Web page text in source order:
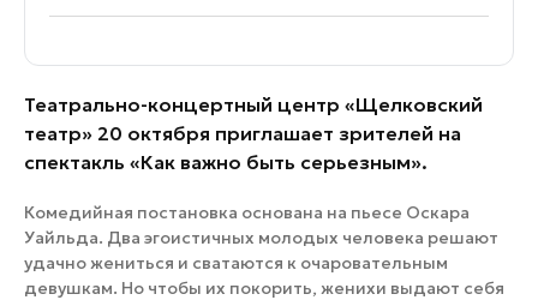
Театрально-концертный центр «Щелковский
театр» 20 октября приглашает зрителей на
спектакль «Как важно быть серьезным».
Комедийная постановка основана на пьесе Оскара
Уайльда. Два эгоистичных молодых человека решают
удачно жениться и сватаются к очаровательным
девушкам. Но чтобы их покорить, женихи выдают себя